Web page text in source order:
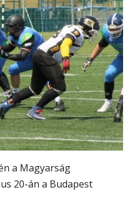
a Magyarság
20-án a Budapest